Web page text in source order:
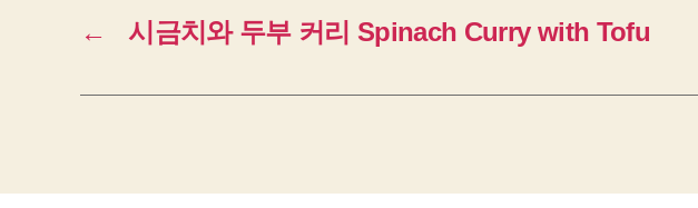
← 시금치와 두부 커리 Spinach Curry with Tofu